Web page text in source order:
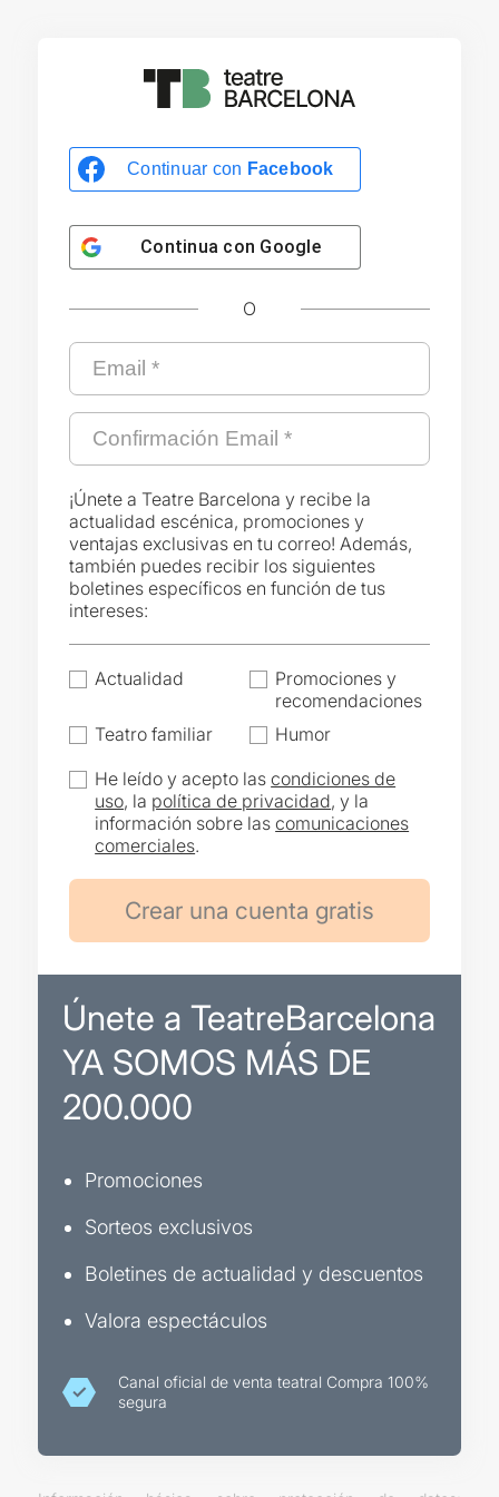
Continuar con Facebook
Continua con Google
O
¡Únete a Teatre Barcelona y recibe la
actualidad escénica, promociones y
ventajas exclusivas en tu correo! Además,
también puedes recibir los siguientes
boletines específicos en función de tus
intereses:
Actualidad
Promociones y
recomendaciones
Teatro familiar
Humor
He leído y acepto lascondiciones de
uso, la política de privacidad, y la
información sobre lascomunicaciones
comerciales.
Únete a TeatreBarcelona
YA SOMOS MÁS DE
200.000
Promociones
Sorteos exclusivos
Boletines de actualidad y descuentos
Valora espectáculos
Canal oficial de venta teatral Compra 100%
segura